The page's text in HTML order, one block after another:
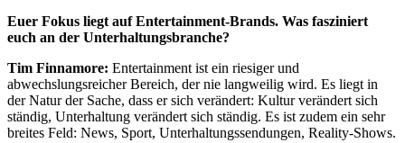
Euer Fokus liegt auf Entertainment-Brands. Was fasziniert
euch an der Unterhaltungsbranche?
Tim Finnamore: Entertainment ist ein riesiger und
abwechslungsreicher Bereich, der nie langweilig wird. Es liegt in
der Natur der Sache, dass er sich verändert: Kultur verändert sich
ständig, Unterhaltung verändert sich ständig. Es ist zudem ein sehr
breites Feld: News, Sport, Unterhaltungssendungen, Reality-Shows.